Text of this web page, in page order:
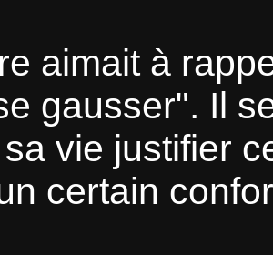
aimait à
gausser . Il
sa vie justifier
certain